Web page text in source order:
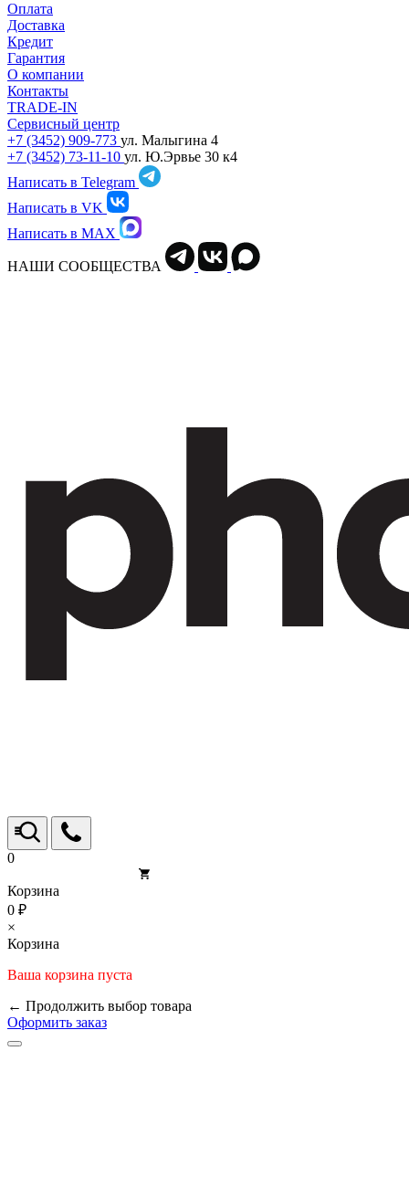
Оплата
Доставка
Кредит
Гарантия
О компании
Контакты
TRADE-IN
Сервисный центр
+7 (3452) 909-773 ул. Малыгина 4
+7 (3452) 73-11-10 ул. Ю.Эрвье 30 к4
Написать в Telegram
Написать в VK
Написать в MAX
НАШИ СООБЩЕСТВА
0
Корзина
0 ₽
×
Корзина
Ваша корзина пуста
← Продолжить выбор товара
Оформить заказ